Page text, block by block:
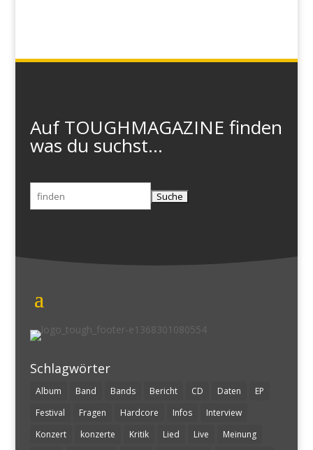
Auf TOUGHMAGAZINE finden
was du suchst...
Suchen
nach:
Schlagwörter
Album Band Bands Bericht CD Daten
EP
Festival
Fragen Hardcore Infos
Interview
Konzert
konzerte Kritik Lied Live Meinung